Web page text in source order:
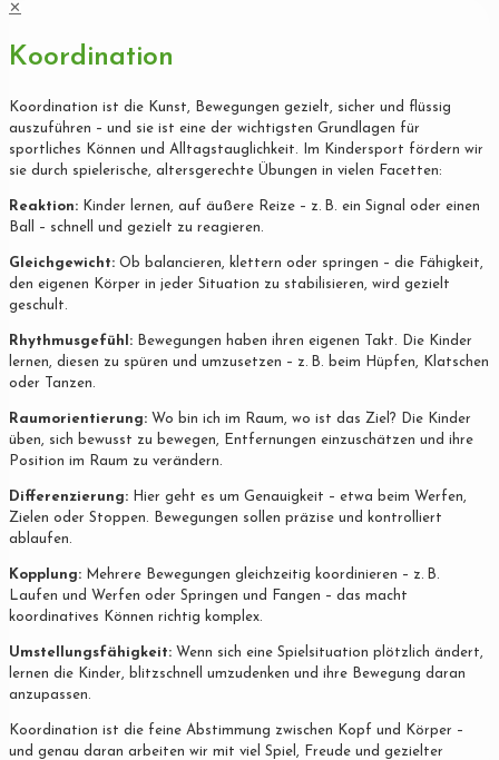
✕
Koordination
Koordination ist die Kunst, Bewegungen gezielt, sicher und flüssig
auszuführen – und sie ist eine der wichtigsten Grundlagen für
sportliches Können und Alltagstauglichkeit. Im Kindersport fördern wir
sie durch spielerische, altersgerechte Übungen in vielen Facetten:
Reaktion: Kinder lernen, auf äußere Reize – z. B. ein Signal oder einen
Ball – schnell und gezielt zu reagieren.
Gleichgewicht: Ob balancieren, klettern oder springen – die Fähigkeit,
den eigenen Körper in jeder Situation zu stabilisieren, wird gezielt
geschult.
Rhythmusgefühl: Bewegungen haben ihren eigenen Takt. Die Kinder
lernen, diesen zu spüren und umzusetzen – z. B. beim Hüpfen, Klatschen
oder Tanzen.
Raumorientierung: Wo bin ich im Raum, wo ist das Ziel? Die Kinder
üben, sich bewusst zu bewegen, Entfernungen einzuschätzen und ihre
Position im Raum zu verändern.
Differenzierung: Hier geht es um Genauigkeit – etwa beim Werfen,
Zielen oder Stoppen. Bewegungen sollen präzise und kontrolliert
ablaufen.
Kopplung: Mehrere Bewegungen gleichzeitig koordinieren – z. B.
Laufen und Werfen oder Springen und Fangen – das macht
koordinatives Können richtig komplex.
Umstellungsfähigkeit: Wenn sich eine Spielsituation plötzlich ändert,
lernen die Kinder, blitzschnell umzudenken und ihre Bewegung daran
anzupassen.
Koordination ist die feine Abstimmung zwischen Kopf und Körper –
und genau daran arbeiten wir mit viel Spiel, Freude und gezielter